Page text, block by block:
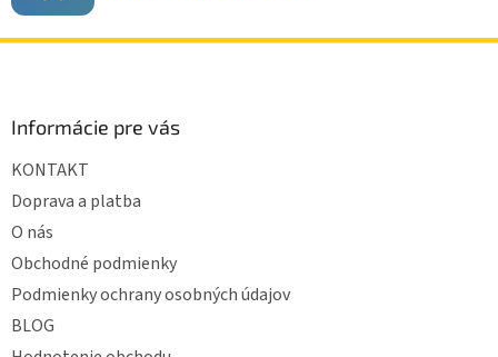
Informácie pre vás
KONTAKT
Doprava a platba
O nás
Obchodné podmienky
Podmienky ochrany osobných údajov
BLOG